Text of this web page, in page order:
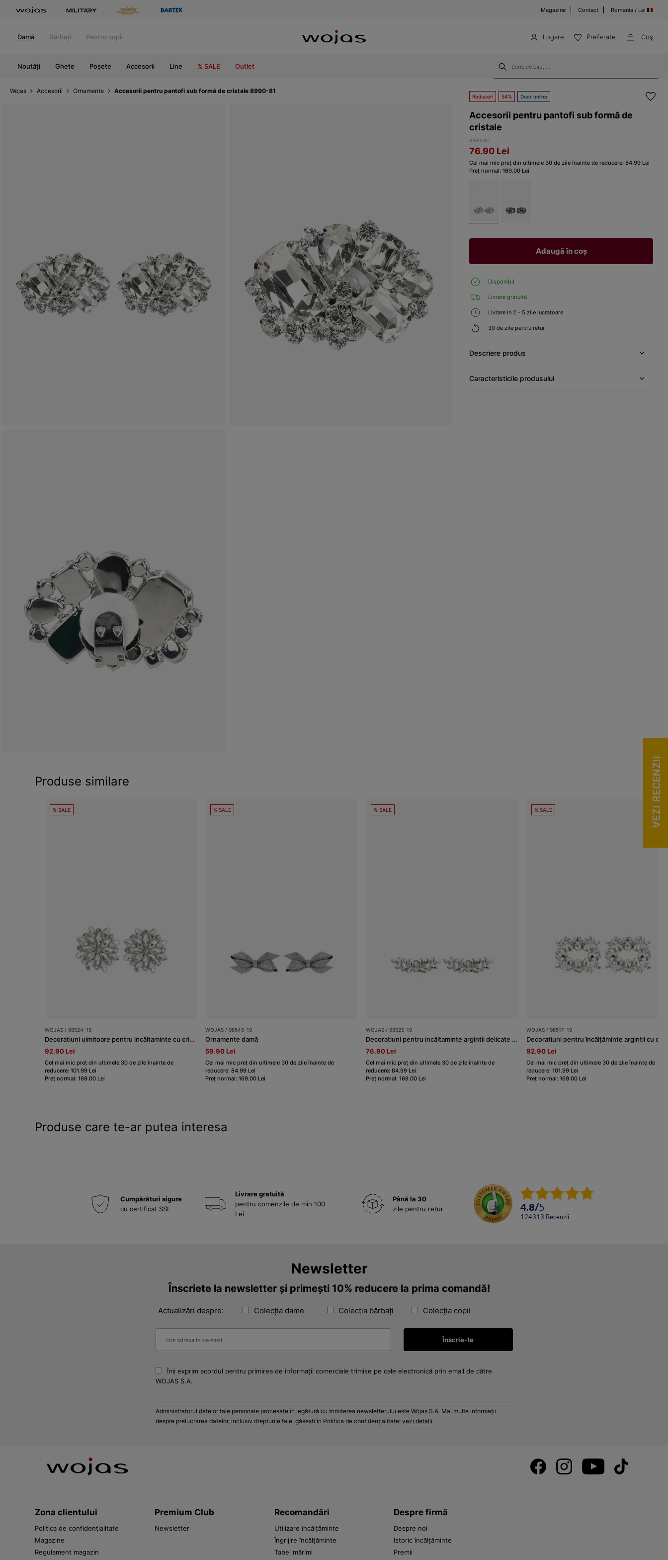
Magazine Contact Romania / Lei
Damă Bărbați Pentru copii Logare Preferate Coş
Noutăți Ghete Poșete Accesorii Line % SALE Outlet
Wojas Accesorii Ornamente Accesorii pentru pantofi sub formă de cristale 8990-81
Reduceri 54% Doar online
Accesorii pentru pantofi sub formă de
cristale
8990-81
76.90 Lei
Cel mai mic preț din ultimele 30 de zile înainte de reducere: 84.99 Lei
Preț normal: 169.00 Lei
Adaugă în coș
Disponibil
Livrare gratuită
Livrare in 2 - 5 zile lucratoare
30 de zile pentru retur
Descriere produs
Caracteristicile produsului
Produse similare
% SALE
WOJAS / 98524-19
Decoratiuni uimitoare pentru incăltaminte cu cristale
92.90 Lei
Cel mai mic preț din ultimele 30 de zile înainte de
reducere: 101.99 Lei
Preț normal: 169.00 Lei
% SALE
WOJAS / 98545-19
Ornamente damă
59.90 Lei
Cel mai mic preț din ultimele 30 de zile înainte de
reducere: 84.99 Lei
Preț normal: 169.00 Lei
% SALE
WOJAS / 98525-19
Decoratiuni pentru incăltaminte argintii delicate cu cristale
76.90 Lei
Cel mai mic preț din ultimele 30 de zile înainte de
reducere: 84.99 Lei
Preț normal: 169.00 Lei
% SALE
WOJAS / 98517-19
Decoratiuni pentru încălțăminte argintii cu
92.90 Lei
Cel mai mic preț din ultimele 30 de zile înainte de
reducere: 101.99 Lei
Preț normal: 169.00 Lei
Produse care te-ar putea interesa
Cumpărături sigure
cu certificat SSL
Livrare gratuită
pentru comenzile de min 100
Lei
Până la 30
zile pentru retur
4.8/5
124313 Recenzii
Newsletter
Înscriete la newsletter și primești 10% reducere la prima comandă!
Actualizări despre: Colecția dame Colecția bărbați Colecția copii
Îmi exprim acordul pentru primirea de informații comerciale trimise pe cale electronică prin email de către
WOJAS S.A.
Administratorul datelor tale personale procesate în legătură cu trimiterea newsletterului este Wojas S.A. Mai multe informații
despre prelucrarea datelor, inclusiv drepturile tale, găsești în Politica de confidențialitate: vezi detalii.
Zona clientului
Politica de confidențialitate
Magazine
Regulament magazin
Premium Club
Newsletter
Recomandări
Utilizare încălțăminte
Îngrijire încălțăminte
Tabel mărimi
Despre firmă
Despre noi
Istoric încălțăminte
Premii
VEZI RECENZII